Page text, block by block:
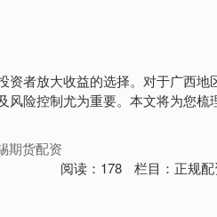
资者放大收益的选择。对于广西地
风险控制尤为重要。本文将为您梳
期货配资
阅读： 178 栏目： 正规